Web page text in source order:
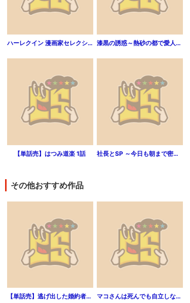
ハーレクイン 漫画家セレクション vol.97 漆黒の誘惑～熱砂の都で愛人契約！？～ 1巻
【単話売】はつみ道楽 1話 社長とSP ～今日も朝まで密着警護～［comic tint］分冊版 3巻
その他おすすめ作品
【単話売】逃げ出した婚約者（1話） マコさんは死んでも自立しない 1巻